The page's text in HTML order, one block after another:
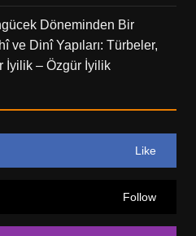
Döneminden Bir
ve Dinî Yapıları: Türbeler,
İyilik – Özgür İyilik
Like
Follow